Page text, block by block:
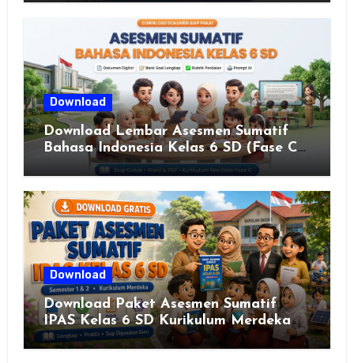
JAWA TENGAH TAHUN 2026
Download
Download Lembar Asesmen Sumatif
Bahasa Indonesia Kelas 6 SD (Fase C)
– Bank Soal & Rubrik Penilaian
Download
Download Paket Asesmen Sumatif
IPAS Kelas 6 SD Kurikulum Merdeka
Lengkap Semester 1 & 2